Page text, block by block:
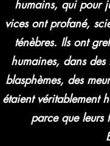
humains, qui pour
vices ont profané,
ténèbres. Ils ont
humaines, dans
blasphèmes, des
étaient véritablement
parce que leurs